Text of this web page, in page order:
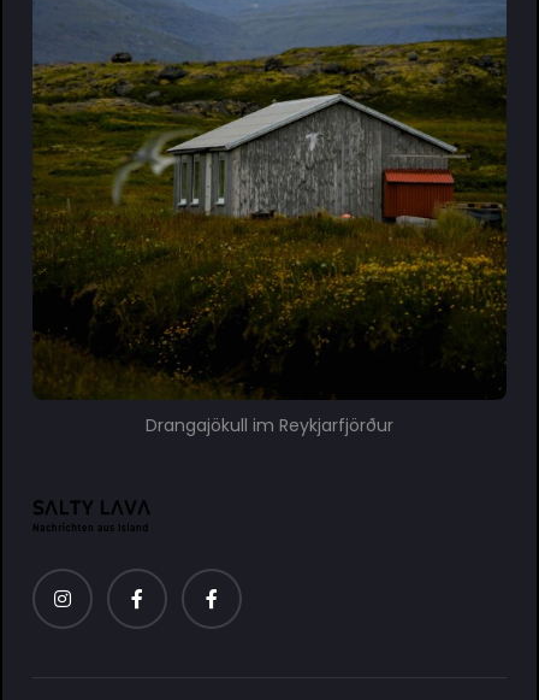
Drangajökull im Reykjarfjörður